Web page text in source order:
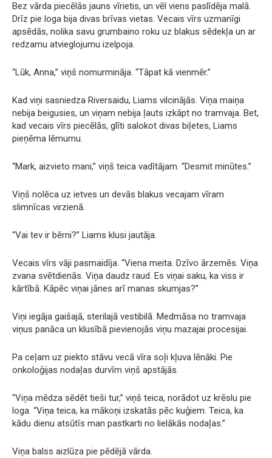
Bez vārda piecēlās jauns vīrietis, un vēl viens paslīdēja malā.
Drīz pie loga bija divas brīvas vietas. Vecais vīrs uzmanīgi
apsēdās, nolika savu grumbaino roku uz blakus sēdekļa un ar
redzamu atvieglojumu izelpoja.
“Lūk, Anna,” viņš nomurmināja. “Tāpat kā vienmēr.”
Kad viņi sasniedza Riversaidu, Liams vilcinājās. Viņa maiņa
nebija beigusies, un viņam nebija ļauts izkāpt no tramvaja. Bet,
kad vecais vīrs piecēlās, glīti salokot divas biļetes, Liams
pieņēma lēmumu.
“Mark, aizvieto mani,” viņš teica vadītājam. “Desmit minūtes.”
Viņš nolēca uz ietves un devās blakus vecajam vīram
slimnīcas virzienā.
“Vai tev ir bērni?” Liams klusi jautāja.
Vecais vīrs vāji pasmaidīja. “Viena meita. Dzīvo ārzemēs. Viņa
zvana svētdienās. Viņa daudz raud. Es viņai saku, ka viss ir
kārtībā. Kāpēc viņai jānes arī manas skumjas?”
Viņi iegāja gaišajā, sterilajā vestibilā. Medmāsa no tramvaja
viņus panāca un klusībā pievienojās viņu mazajai procesijai.
Pa ceļam uz piekto stāvu vecā vīra soļi kļuva lēnāki. Pie
onkoloģijas nodaļas durvīm viņš apstājās.
“Viņa mēdza sēdēt tieši tur,” viņš teica, norādot uz krēslu pie
loga. “Viņa teica, ka mākoņi izskatās pēc kuģiem. Teica, ka
kādu dienu atsūtīs man pastkarti no lielākās nodaļas.”
Viņa balss aizlūza pie pēdējā vārda.